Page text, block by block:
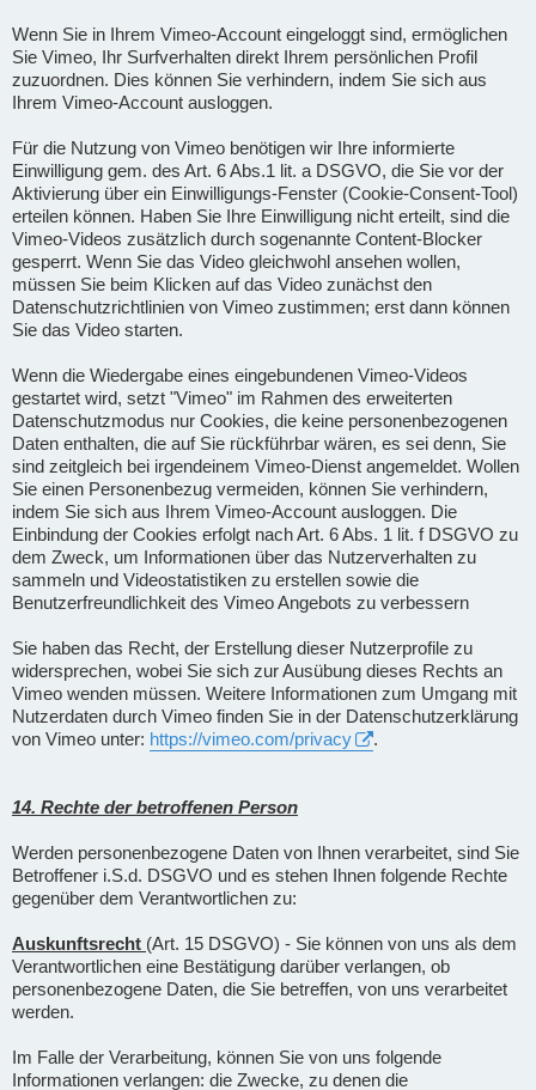
Wenn Sie in Ihrem Vimeo-Account eingeloggt sind, ermöglichen
Sie Vimeo, Ihr Surfverhalten direkt Ihrem persönlichen Profil
zuzuordnen. Dies können Sie verhindern, indem Sie sich aus
Ihrem Vimeo-Account ausloggen.
Für die Nutzung von Vimeo benötigen wir Ihre informierte
Einwilligung gem. des Art. 6 Abs.1 lit. a DSGVO, die Sie vor der
Aktivierung über ein Einwilligungs-Fenster (Cookie-Consent-Tool)
erteilen können. Haben Sie Ihre Einwilligung nicht erteilt, sind die
Vimeo-Videos zusätzlich durch sogenannte Content-Blocker
gesperrt. Wenn Sie das Video gleichwohl ansehen wollen,
müssen Sie beim Klicken auf das Video zunächst den
Datenschutzrichtlinien von Vimeo zustimmen; erst dann können
Sie das Video starten.
Wenn die Wiedergabe eines eingebundenen Vimeo-Videos
gestartet wird, setzt "Vimeo" im Rahmen des erweiterten
Datenschutzmodus nur Cookies, die keine personenbezogenen
Daten enthalten, die auf Sie rückführbar wären, es sei denn, Sie
sind zeitgleich bei irgendeinem Vimeo-Dienst angemeldet. Wollen
Sie einen Personenbezug vermeiden, können Sie verhindern,
indem Sie sich aus Ihrem Vimeo-Account ausloggen. Die
Einbindung der Cookies erfolgt nach Art. 6 Abs. 1 lit. f DSGVO zu
dem Zweck, um Informationen über das Nutzerverhalten zu
sammeln und Videostatistiken zu erstellen sowie die
Benutzerfreundlichkeit des Vimeo Angebots zu verbessern
Sie haben das Recht, der Erstellung dieser Nutzerprofile zu
widersprechen, wobei Sie sich zur Ausübung dieses Rechts an
Vimeo wenden müssen. Weitere Informationen zum Umgang mit
Nutzerdaten durch Vimeo finden Sie in der Datenschutzerklärung
von Vimeo unter: https://vimeo.com/privacy .
14. Rechte der betroffenen Person
Werden personenbezogene Daten von Ihnen verarbeitet, sind Sie
Betroffener i.S.d. DSGVO und es stehen Ihnen folgende Rechte
gegenüber dem Verantwortlichen zu:
Auskunftsrecht (Art. 15 DSGVO) - Sie können von uns als dem
Verantwortlichen eine Bestätigung darüber verlangen, ob
personenbezogene Daten, die Sie betreffen, von uns verarbeitet
werden.
Im Falle der Verarbeitung, können Sie von uns folgende
Informationen verlangen: die Zwecke, zu denen die